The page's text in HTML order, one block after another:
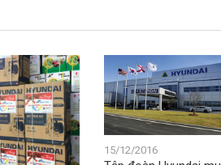
15/12/2016